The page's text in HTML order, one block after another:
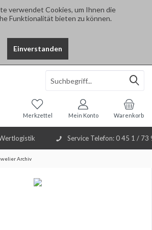
verwendet Cookies, um Ihnen die
Funktionalität bieten zu können.
Einverstanden
Service Telefon: 0 45 1 / 73
Warenkorb
Merkzettel Mein Konto
Archiv